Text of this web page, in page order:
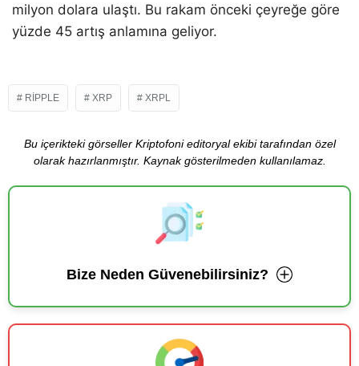
milyon dolara ulaştı. Bu rakam önceki çeyreğe göre
yüzde 45 artış anlamına geliyor.
RIPPLE XRP XRPL
Bu içerikteki görseller Kriptofoni editoryal ekibi tarafından özel
olarak hazırlanmıştır. Kaynak gösterilmeden kullanılamaz.
Bize Neden Güvenebilirsiniz?